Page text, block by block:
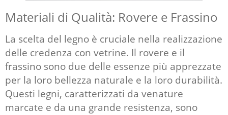
Materiali di Qualità: Rovere e Frassino
La scelta del legno è cruciale nella realizzazione
delle credenza con vetrine. Il rovere e il
frassino sono due delle essenze più apprezzate
per la loro bellezza naturale e la loro durabilità.
Questi legni, caratterizzati da venature
marcate e da una grande resistenza, sono